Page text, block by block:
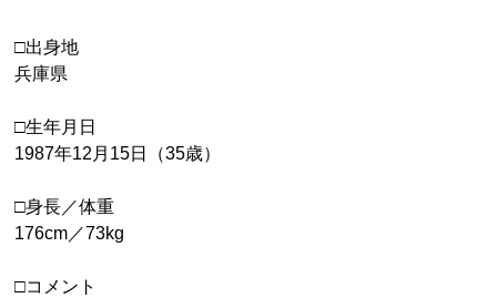
□出身地
兵庫県
□生年月日
1987年12月15日（35歳）
□身長／体重
176cm／73kg
□コメント